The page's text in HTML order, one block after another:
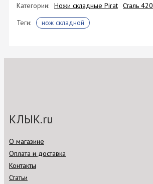
Категории: Ножи складные Pirat Сталь 420
Теги:
нож складной
КЛЫК.ru
О магазине
Оплата и доставка
Контакты
Статьи